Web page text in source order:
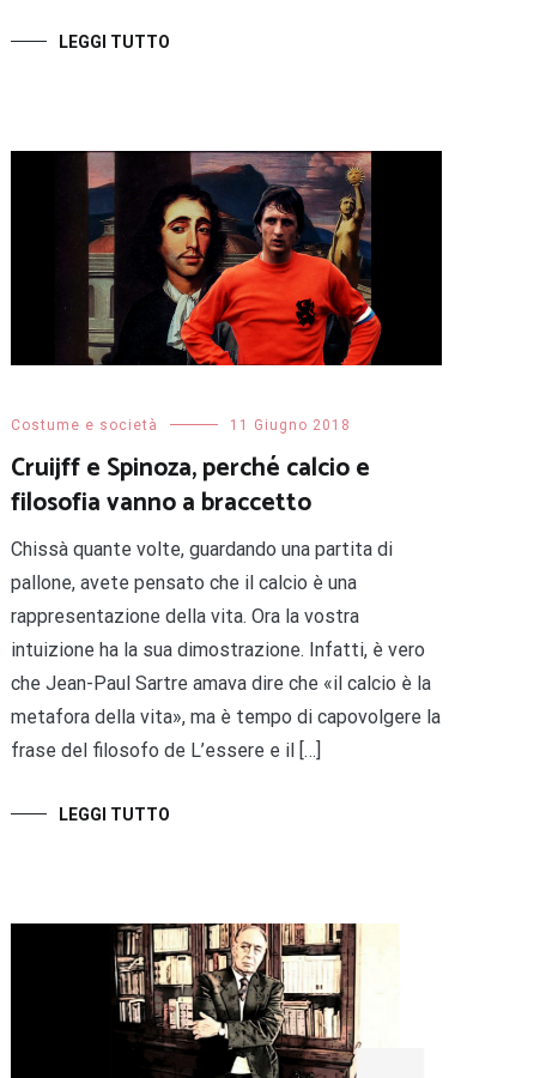
LEGGI TUTTO
Costume e società 11 Giugno 2018
Cruijff e Spinoza, perché calcio e
filosofia vanno a braccetto
Chissà quante volte, guardando una partita di
pallone, avete pensato che il calcio è una
rappresentazione della vita. Ora la vostra
intuizione ha la sua dimostrazione. Infatti, è vero
che Jean-Paul Sartre amava dire che «il calcio è la
metafora della vita», ma è tempo di capovolgere la
frase del filosofo de L’essere e il […]
LEGGI TUTTO